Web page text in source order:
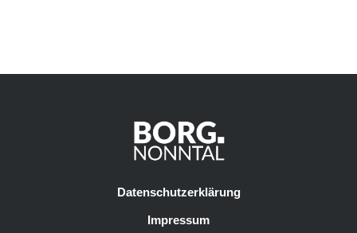
Datenschutzerklärung
Impressum